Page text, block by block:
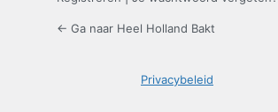
← Ga naar Heel Holland Bakt
Privacybeleid